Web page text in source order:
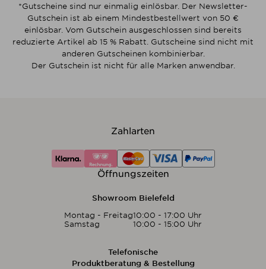
*Gutscheine sind nur einmalig einlösbar. Der Newsletter-
Gutschein ist ab einem Mindestbestellwert von 50 €
einlösbar. Vom Gutschein ausgeschlossen sind bereits
reduzierte Artikel ab 15 % Rabatt. Gutscheine sind nicht mit
anderen Gutscheinen kombinierbar.
Der Gutschein ist nicht für alle Marken anwendbar.
Zahlarten
Öffnungszeiten
Showroom Bielefeld
Montag - Freitag10:00 - 17:00 Uhr
Samstag
10:00 - 15:00 Uhr
Telefonische
Produktberatung & Bestellung